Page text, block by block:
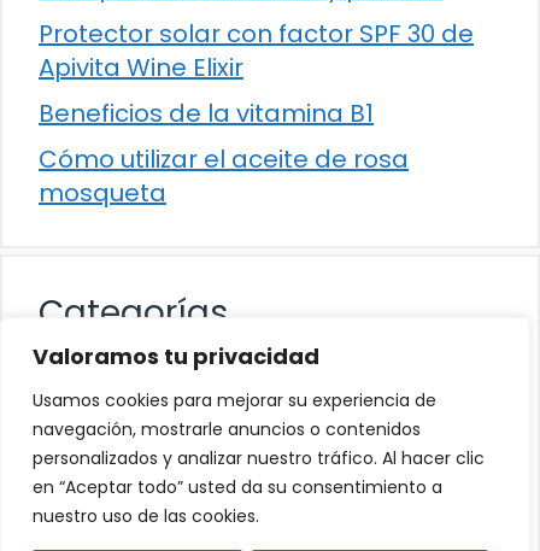
Valoramos tu privacidad
Usamos cookies para mejorar su experiencia de
navegación, mostrarle anuncios o contenidos
personalizados y analizar nuestro tráfico. Al hacer clic
en “Aceptar todo” usted da su consentimiento a
nuestro uso de las cookies.
Protector solar con factor SPF 30 de
Apivita Wine Elixir
Beneficios de la vitamina B1
Cómo utilizar el aceite de rosa
mosqueta
Categorías
Alimentación
Destacados
Hogar
Salud